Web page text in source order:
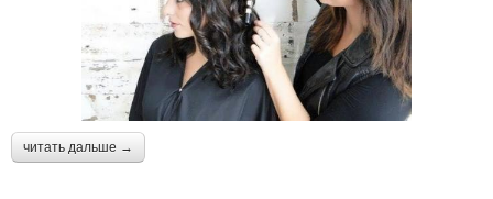
читать дальше →